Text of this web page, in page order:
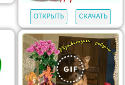
ОТКРЫТЬ СКАЧАТЬ